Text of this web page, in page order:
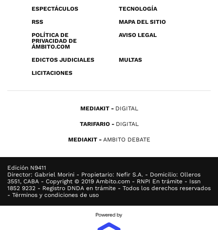
ESPECTÁCULOS
TECNOLOGÍA
RSS
MAPA DEL SITIO
POLÍTICA DE
PRIVACIDAD DE
ÁMBITO.COM
AVISO LEGAL
EDICTOS JUDICIALES
MULTAS
LICITACIONES
MEDIAKIT DIGITAL
TARIFARIO DIGITAL
MEDIAKIT AMBITO DEBATE
Edición N9411
Director: Gabriel Morini - Propietario: Nefir S.A. - Domicilio: Olleros
3551, CABA - Copyright © 2019 Ambito.com - RNPI En trámite - Issn
1852 9232 - Registro DNDA en trámite - Todos los derechos reservados
- Términos y condiciones de uso